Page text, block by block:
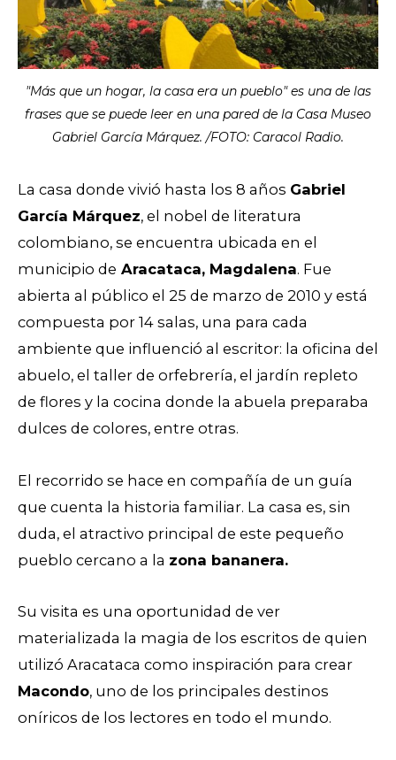
"Más que un hogar, la casa era un pueblo" es una de las
frases que se puede leer en una pared de la Casa Museo
Gabriel García Márquez. /FOTO: Caracol Radio.
La casa donde vivió hasta los 8 años Gabriel
García Márquez, el nobel de literatura
colombiano, se encuentra ubicada en el
municipio de Aracataca, Magdalena. Fue
abierta al público el 25 de marzo de 2010 y está
compuesta por 14 salas, una para cada
ambiente que influenció al escritor: la oficina del
abuelo, el taller de orfebrería, el jardín repleto
de flores y la cocina donde la abuela preparaba
dulces de colores, entre otras.
El recorrido se hace en compañía de un guía
que cuenta la historia familiar. La casa es, sin
duda, el atractivo principal de este pequeño
pueblo cercano a la zona bananera.
Su visita es una oportunidad de ver
materializada la magia de los escritos de quien
utilizó Aracataca como inspiración para crear
Macondo, uno de los principales destinos
oníricos de los lectores en todo el mundo.